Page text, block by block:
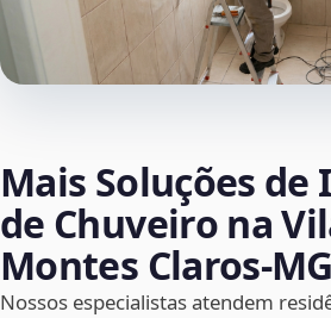
Mais Soluções de
de Chuveiro na
Montes Claros‑MG
Nossos especialistas atendem